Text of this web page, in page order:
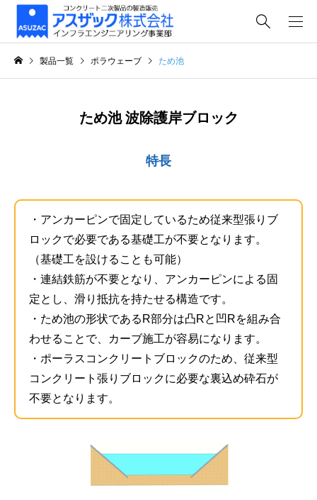
製品一覧 ポラウェーブ ため池
ため池 波除護岸ブロック
特長
・アンカーピンで固定しているため従来型張りブ
ロックで必要である基礎工が不要となります。
（基礎工を設けることも可能）
・連結鉄筋が不要となり、アンカーピンによる固
定とし、滑り抵抗を持たせる構造です。
・ため池の形状であるR部分は凸Rと凹Rを組み合
わせることで、カーブ施工が容易になります。
・ポーラスコンクリートブロックのため、従来型
コンクリート張りブロックに必要な裏込め砕石が
不要となります。